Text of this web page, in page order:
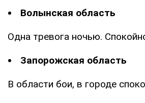
Волынская область
Одна тревога ночью.
Запорожская область
В области бои, в городе